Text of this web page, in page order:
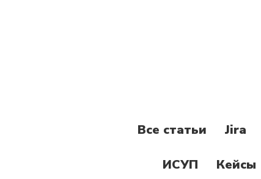
Все статьи Jira
ИСУП Кейсы